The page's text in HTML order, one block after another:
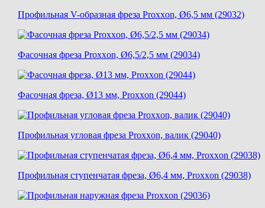
Профильная V-образная фреза Proxxon, Ø6,5 мм (29032)
Фасочная фреза Proxxon, Ø6,5/2,5 мм (29034)
Фасочная фреза, Ø13 мм, Proxxon (29044)
Профильная угловая фреза Proxxon, валик (29040)
Профильная ступенчатая фреза, Ø6,4 мм, Proxxon (29038)